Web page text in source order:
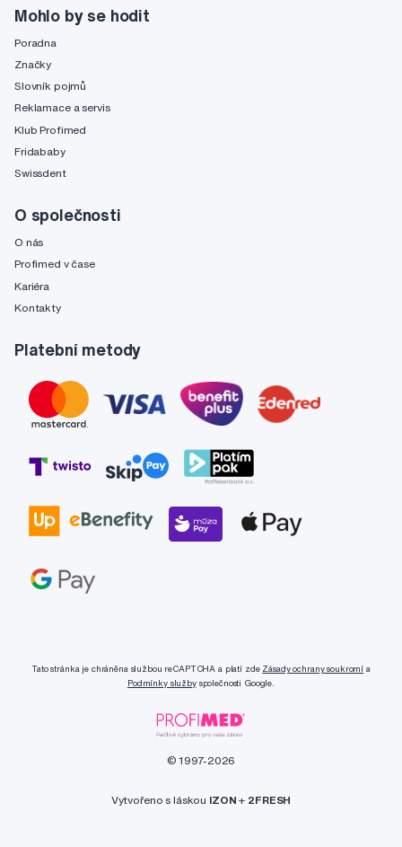
Mohlo by se hodit
Poradna
Značky
Slovník pojmů
Reklamace a servis
Klub Profimed
Fridababy
Swissdent
O společnosti
O nás
Profimed v čase
Kariéra
Kontakty
Platební metody
Tato stránka je chráněna službou reCAPTCHA a platí zde Zásady ochrany soukromí a
Podmínky službyspolečnosti Google.
© 1997-2026
Vytvořeno s láskou IZON + 2FRESH